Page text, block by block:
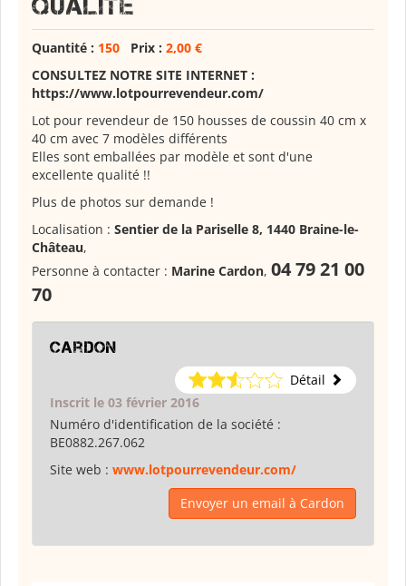
qualité
Quantité : 150 Prix : 2,00 €
CONSULTEZ NOTRE SITE INTERNET :
https://www.lotpourrevendeur.com/
Lot pour revendeur de 150 housses de coussin 40 cm x
40 cm avec 7 modèles différents
Elles sont emballées par modèle et sont d'une
excellente qualité !!
Plus de photos sur demande !
Localisation : Sentier de la Pariselle 8, 1440 Braine-le-
Château,
Personne à contacter : Marine Cardon, 04 79 21 00
70
Cardon
Détail
Inscrit le 03 février 2016
Numéro d'identification de la société :
BE0882.267.062
Site web : www.lotpourrevendeur.com/
Envoyer un email à Cardon